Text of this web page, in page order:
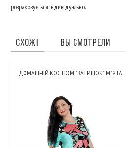
розраховується індивідуально.
СХОЖІ ВЫ СМОТРЕЛИ
ДОМАШНІЙ КОСТЮМ `ЗАТИШОК` М`ЯТА